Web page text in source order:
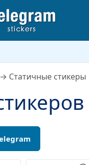
→ Статичные стикеры